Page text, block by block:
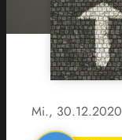
Mi., 30.12.2020